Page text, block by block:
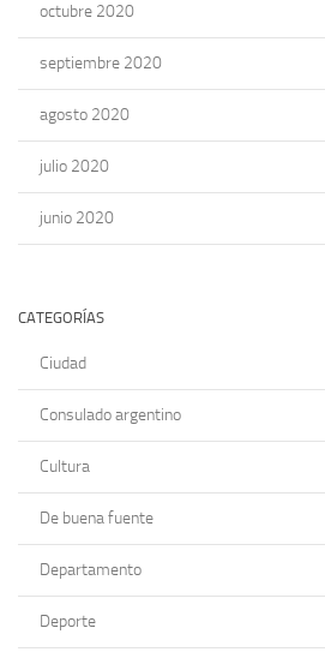
octubre 2020
septiembre 2020
agosto 2020
julio 2020
junio 2020
CATEGORÍAS
Ciudad
Consulado argentino
Cultura
De buena fuente
Departamento
Deporte